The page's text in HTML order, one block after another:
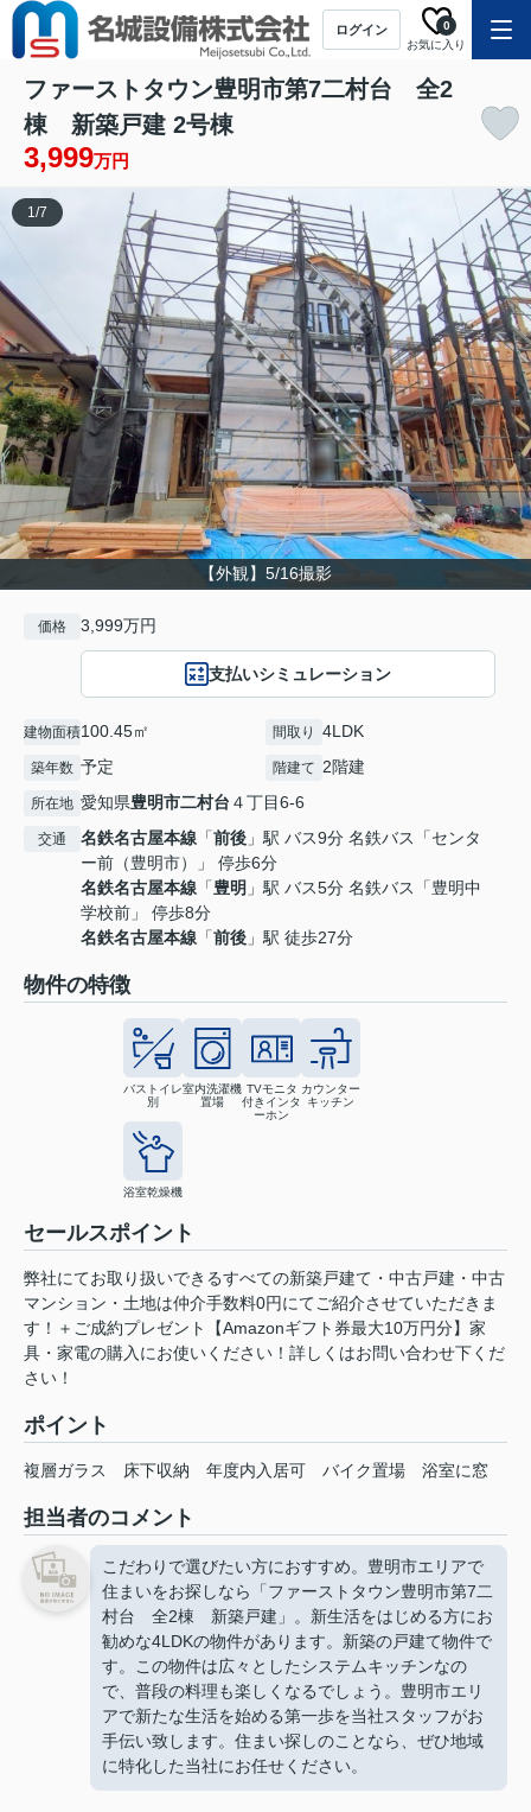
ログイン
お気に入り
0
ファーストタウン豊明市第7二村台 全2
棟 新築戸建 2号棟
3,999万円
【外観】5/16撮影
1/7
価格 3,999万円
支払いシミュレーション
建物面積100.45㎡ 間取り 4LDK
築年数 予定 階建て 2階建
所在地 愛知県豊明市二村台 ４丁目6-6
交通 名鉄名古屋本線 「前後 」駅 バス9分 名鉄バス「センタ
ー前（豊明市）」 停歩6分
名鉄名古屋本線 「豊明 」駅 バス5分 名鉄バス「豊明中
学校前」 停歩8分
名鉄名古屋本線 「前後 」駅 徒歩27分
物件の特徴
バストイレ
別
室内洗濯機
置場
TVモニタ
付きインタ
ーホン
カウンター
キッチン
浴室乾燥機
セールスポイント
弊社にてお取り扱いできるすべての新築戸建て・中古戸建・中古
マンション・土地は仲介手数料0円にてご紹介させていただきま
す！＋ご成約プレゼント【Amazonギフト券最大10万円分】家
具・家電の購入にお使いください！詳しくはお問い合わせ下くだ
さい！
ポイント
複層ガラス 床下収納 年度内入居可 バイク置場 浴室に窓
担当者のコメント
こだわりで選びたい方におすすめ。豊明市エリアで
住まいをお探しなら「ファーストタウン豊明市第7二
村台 全2棟 新築戸建」。新生活をはじめる方にお
勧めな4LDKの物件があります。新築の戸建て物件で
す。この物件は広々としたシステムキッチンなの
で、普段の料理も楽しくなるでしょう。豊明市エリ
アで新たな生活を始める第一歩を当社スタッフがお
手伝い致します。住まい探しのことなら、ぜひ地域
に特化した当社にお任せください。